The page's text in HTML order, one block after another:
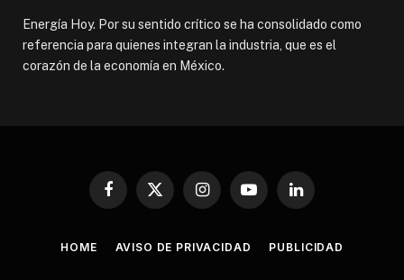
Energía Hoy. Por su sentido crítico se ha consolidado como
referencia para quienes integran la industria, que es el
corazón de la economía en México.
Facebook
X
InstagramYouTubeLinkedIn
HOME AVISO DE PRIVACIDAD PUBLICIDAD